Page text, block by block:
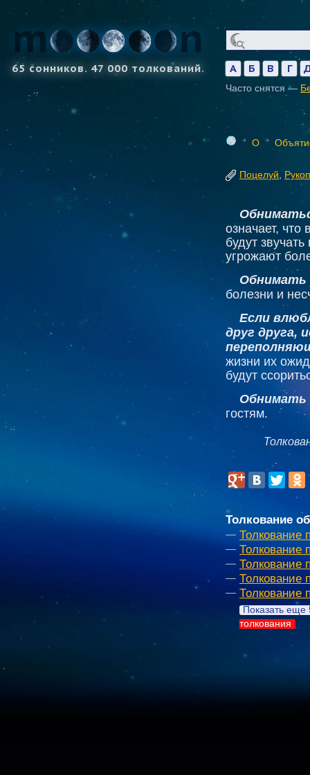
65 сонников. 47 000 толкований. А Б В Г
Часто снятся —
О
Поцелуй
означает, что
будут
угрожают
Обнимать
болезни и
Если
друг друга,
жизни их
будут
Обнимать
гостям.
Толкование
Толкование
Толкование
Толкование
Толкование
Толкование
Показать еще
толкования